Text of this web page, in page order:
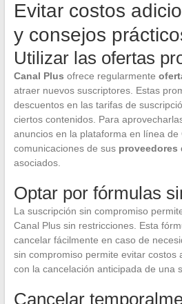
Evitar costos
y consejos
Utilizar las ofertas
Canal Plus ofrece regularmente
atraer nuevos suscriptores. Estas
descuentos en las tarifas de
ciertos contenidos. Para
anuncios en la plataforma en línea de
comunicaciones de sus proveedores
asociados.
Optar por fórmulas
La suscripción sin compromiso
Canal Plus sin restricciones. Esta
cancelar fácilmente en caso de
sin compromiso permite evitar costos
con la cancelación anticipada de una
Cancelar